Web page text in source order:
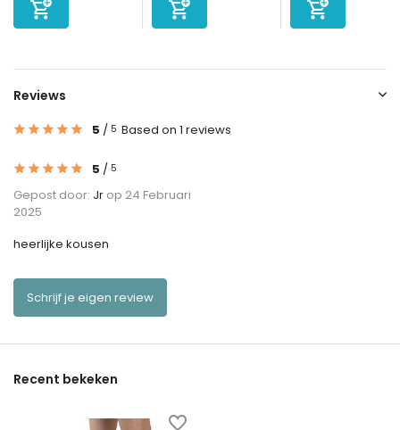
Reviews
5 / 5 Based on 1 reviews
5 / 5
Gepost door: Jr op 24 Februari
2025
heerlijke kousen
Schrijf je eigen review
Recent bekeken